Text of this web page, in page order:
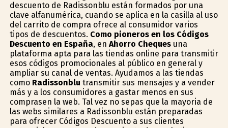
descuento de Radissonblu están formados por una
clave alfanumérica, cuando se aplica en la casilla al uso
del carrito de compra ofrece al consumidor varios
tipos de descuentos. Como pioneros en los Códigos
Descuento en España, en Ahorro Chequesuna
plataforma apta para las tiendas online para transmitir
esos códigos promocionales al público en general y
ampliar su canal de ventas. Ayudamos a las tiendas
como Radissonblu transmitir sus mensajes y a vender
más y a los consumidores a gastar menos en sus
comprasen la web. Tal vez no sepas que la mayoria de
las webs similares a Radissonblu están preparadas
para ofrecer Códigos Descuento a sus clientes